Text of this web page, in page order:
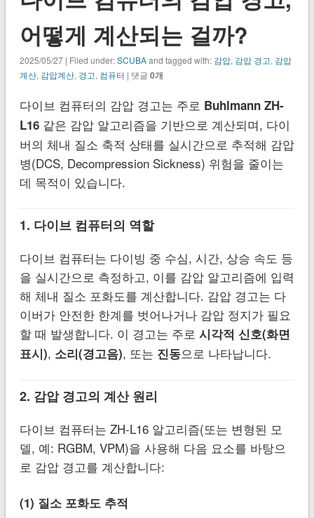
어떻게 계산되는 걸까?
2025/05/27 | Filed under:SCUBAand tagged with: 감압, 감압 경고, 감압
계산, 감압계산, 경고, 컴퓨터 | 댓글 0개
다이브 컴퓨터의 감압 경고는 주로 Buhlmann ZH-
L16같은 감압 알고리즘을 기반으로 계산되며, 다이
버의 체내 질소 축적 상태를 실시간으로 추적해 감압
병(DCS, Decompression Sickness) 위험을 줄이는
데 목적이 있습니다.
1. 다이브 컴퓨터의 역할
다이브 컴퓨터는 다이빙 중 수심, 시간, 상승 속도 등
을 실시간으로 측정하고, 이를 감압 알고리즘에 입력
해 체내 질소 포화도를 계산합니다. 감압 경고는 다
이버가 안전한 한계를 벗어나거나 감압 정지가 필요
할 때 발생합니다. 이 경고는 주로 시각적 신호(화면
표시), 소리(경고음), 또는 진동으로 나타납니다.
2. 감압 경고의 계산 원리
다이브 컴퓨터는 ZH-L16 알고리즘(또는 변형된 모
델, 예: RGBM, VPM)을 사용해 다음 요소를 바탕으
로 감압 경고를 계산합니다:
(1) 질소 포화도 추적